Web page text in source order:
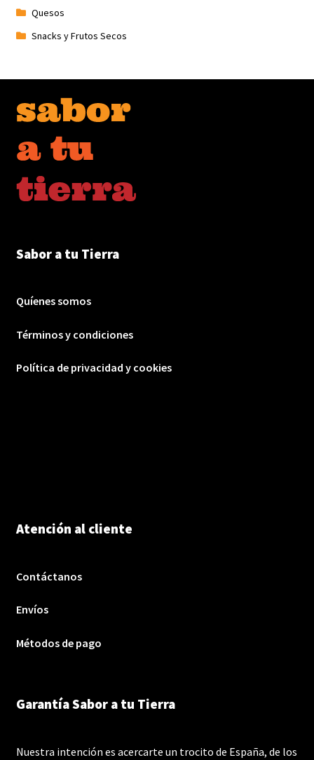
Quesos
Snacks y Frutos Secos
Sabor a tu Tierra
Quíenes somos
Términos y condiciones
Política de privacidad y cookies
Atención al cliente
Contáctanos
Envíos
Métodos de pago
Garantía Sabor a tu Tierra
Nuestra intención es acercarte un trocito de España, de los